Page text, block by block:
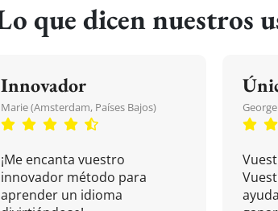
que dicen nuestros
Innovador
Marie (Amsterdam, Países Bajos)
¡Me encanta vuestro
innovador método para
aprender un idioma